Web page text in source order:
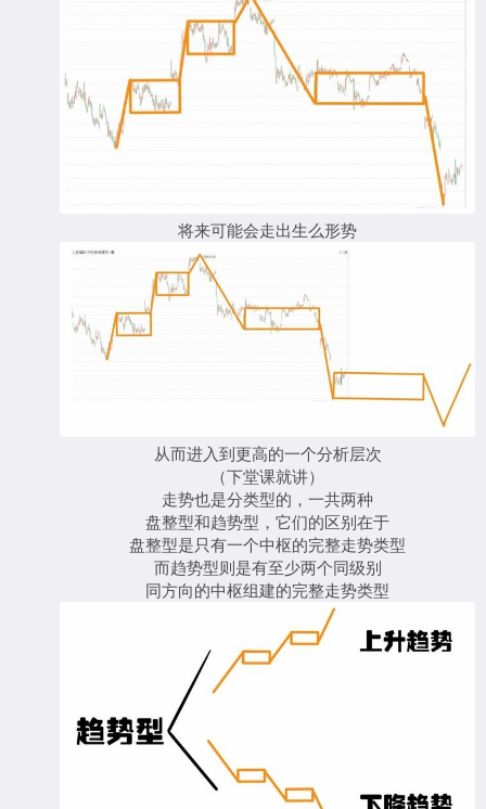
将来可能会走出生么形势
从而进入到更高的一个分析层次
（下堂课就讲）
走势也是分类型的，一共两种
盘整型和趋势型，它们的区别在于
盘整型是只有一个中枢的完整走势类型
而趋势型则是有至少两个同级别
同方向的中枢组建的完整走势类型